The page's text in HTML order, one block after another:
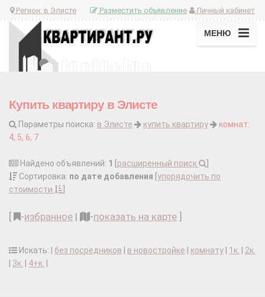
Регион: в Элисте Личный кабинет
Разместить объявление
МЕНЮ
Купить квартиру в Элисте
Параметры поиска: в Элисте купить квартиру
комнат:
4, 5, 6, 7
Найдено объявлений: 1 расширенный поиск
Сортировка: по дате добавления упорядочить по
стоимости
-избранное | -показать на карте
Искать: | без посредников в новостройке комнату 1к.
2к.
3к. 4+к.